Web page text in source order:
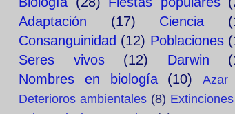
Adaptación
(17) Ciencia
Consanguinidad (12) Poblaciones
Seres vivos
(12) Darwin
Nombres en biología
(10)
Azar
Deterioros ambientales (8) Extinciones